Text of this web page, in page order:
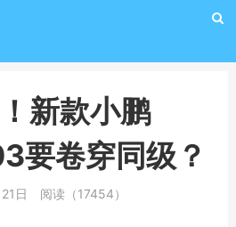
新款小鹏
要卷穿同级？
日 阅读（17454）